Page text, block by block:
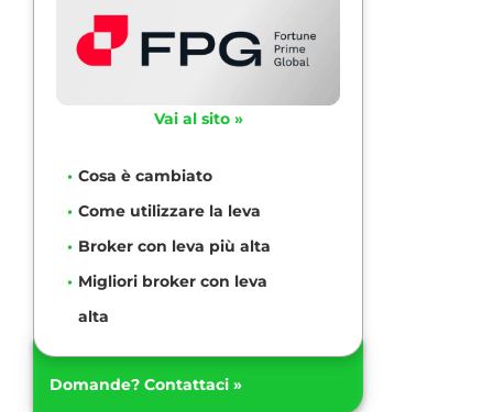
Vai al sito »
Cosa è cambiato
Come utilizzare la leva
Broker con leva più alta
Migliori broker con leva
alta
Domande? Contattaci »